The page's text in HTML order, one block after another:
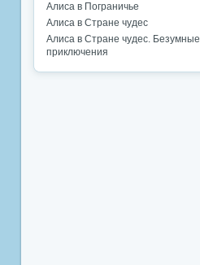
Алиса в Пограничье
Алиса в Стране чудес
Алиса в Стране чудес. Безумные
приключения